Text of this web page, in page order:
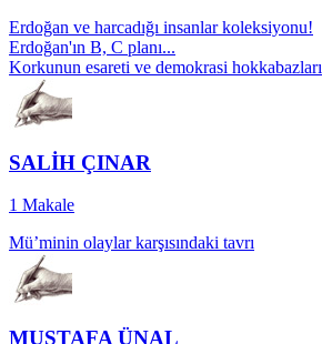
Erdoğan ve harcadığı insanlar koleksiyonu!
Erdoğan'ın B, C planı...
Korkunun esareti ve demokrasi hokkabazları
SALİH ÇINAR
1 Makale
Mü’minin olaylar karşısındaki tavrı
MUSTAFA ÜNAL